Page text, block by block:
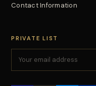
Contact Information
PRIVATE LIST